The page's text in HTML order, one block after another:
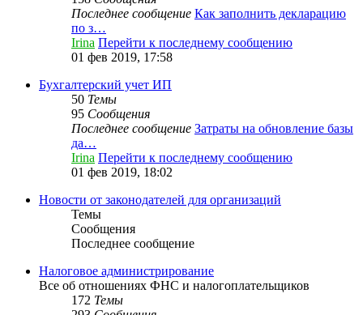
Последнее сообщение Как заполнить декларацию
по з…
Irina Перейти к последнему сообщению
01 фев 2019, 17:58
Бухгалтерский учет ИП
50 Темы
95 Сообщения
Последнее сообщение Затраты на обновление базы
да…
Irina Перейти к последнему сообщению
01 фев 2019, 18:02
Новости от законодателей для организаций
Темы
Сообщения
Последнее сообщение
Налоговое администрирование
Все об отношениях ФНС и налогоплательщиков
172 Темы